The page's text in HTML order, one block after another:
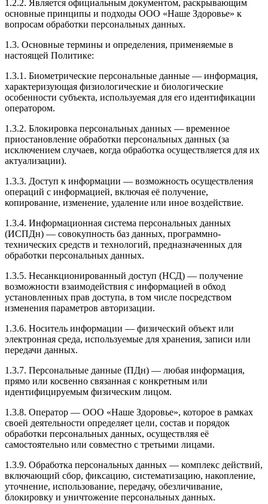
1.2.2. Является официальным документом, раскрывающим
основные принципы и подходы ООО «Наше Здоровье» к
вопросам обработки персональных данных.
1.3. Основные термины и определения, применяемые в
настоящей Политике:
1.3.1. Биометрические персональные данные — информация,
характеризующая физиологические и биологические
особенности субъекта, используемая для его идентификации
оператором.
1.3.2. Блокировка персональных данных — временное
приостановление обработки персональных данных (за
исключением случаев, когда обработка осуществляется для их
актуализации).
1.3.3. Доступ к информации — возможность осуществления
операций с информацией, включая её получение,
копирование, изменение, удаление или иное воздействие.
1.3.4. Информационная система персональных данных
(ИСПДн) — совокупность баз данных, программно-
технических средств и технологий, предназначенных для
обработки персональных данных.
1.3.5. Несанкционированный доступ (НСД) — получение
возможности взаимодействия с информацией в обход
установленных прав доступа, в том числе посредством
изменения параметров авторизации.
1.3.6. Носитель информации — физический объект или
электронная среда, используемые для хранения, записи или
передачи данных.
1.3.7. Персональные данные (ПДн) — любая информация,
прямо или косвенно связанная с конкретным или
идентифицируемым физическим лицом.
1.3.8. Оператор — ООО «Наше Здоровье», которое в рамках
своей деятельности определяет цели, состав и порядок
обработки персональных данных, осуществляя её
самостоятельно или совместно с третьими лицами.
1.3.9. Обработка персональных данных — комплекс действий,
включающий сбор, фиксацию, систематизацию, накопление,
уточнение, использование, передачу, обезличивание,
блокировку и уничтожение персональных данных.